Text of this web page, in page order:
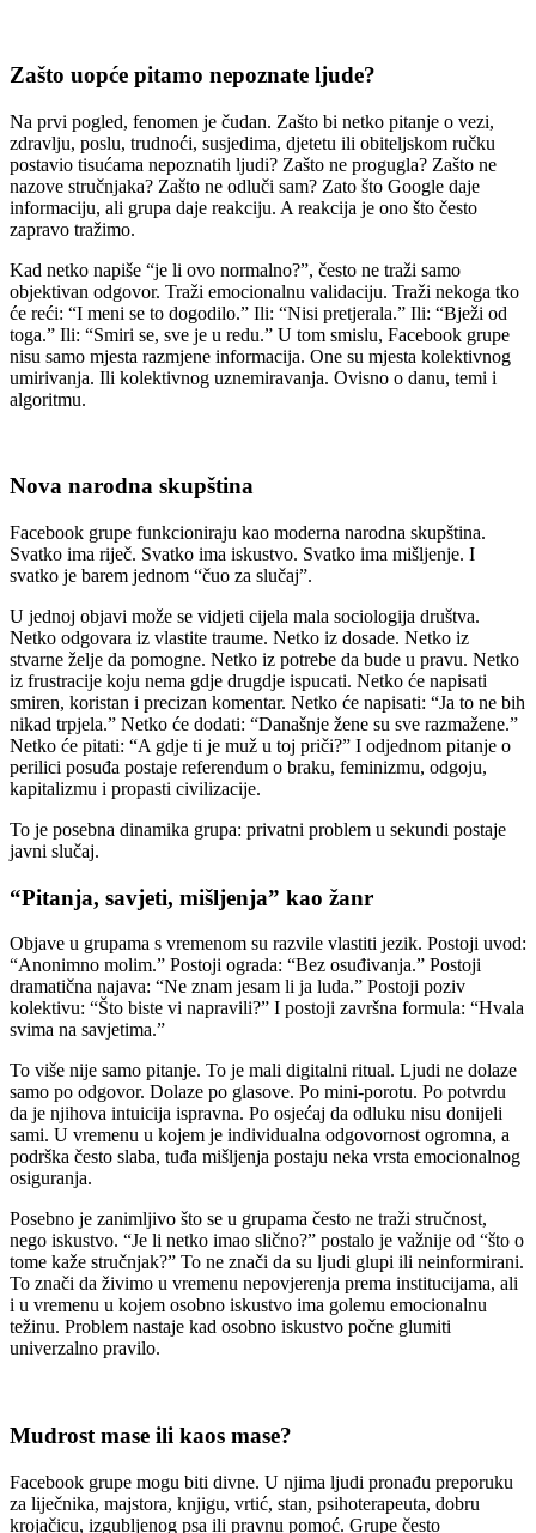
Zašto uopće pitamo nepoznate ljude?
Na prvi pogled, fenomen je čudan. Zašto bi netko pitanje o vezi,
zdravlju, poslu, trudnoći, susjedima, djetetu ili obiteljskom ručku
postavio tisućama nepoznatih ljudi? Zašto ne progugla? Zašto ne
nazove stručnjaka? Zašto ne odluči sam? Zato što Google daje
informaciju, ali grupa daje reakciju. A reakcija je ono što često
zapravo tražimo.
Kad netko napiše “je li ovo normalno?”, često ne traži samo
objektivan odgovor. Traži emocionalnu validaciju. Traži nekoga tko
će reći: “I meni se to dogodilo.” Ili: “Nisi pretjerala.” Ili: “Bježi od
toga.” Ili: “Smiri se, sve je u redu.” U tom smislu, Facebook grupe
nisu samo mjesta razmjene informacija. One su mjesta kolektivnog
umirivanja. Ili kolektivnog uznemiravanja. Ovisno o danu, temi i
algoritmu.
Nova narodna skupština
Facebook grupe funkcioniraju kao moderna narodna skupština.
Svatko ima riječ. Svatko ima iskustvo. Svatko ima mišljenje. I
svatko je barem jednom “čuo za slučaj”.
U jednoj objavi može se vidjeti cijela mala sociologija društva.
Netko odgovara iz vlastite traume. Netko iz dosade. Netko iz
stvarne želje da pomogne. Netko iz potrebe da bude u pravu. Netko
iz frustracije koju nema gdje drugdje ispucati. Netko će napisati
smiren, koristan i precizan komentar. Netko će napisati: “Ja to ne bih
nikad trpjela.” Netko će dodati: “Današnje žene su sve razmažene.”
Netko će pitati: “A gdje ti je muž u toj priči?” I odjednom pitanje o
perilici posuđa postaje referendum o braku, feminizmu, odgoju,
kapitalizmu i propasti civilizacije.
To je posebna dinamika grupa: privatni problem u sekundi postaje
javni slučaj.
“Pitanja, savjeti, mišljenja” kao žanr
Objave u grupama s vremenom su razvile vlastiti jezik. Postoji uvod:
“Anonimno molim.” Postoji ograda: “Bez osuđivanja.” Postoji
dramatična najava: “Ne znam jesam li ja luda.” Postoji poziv
kolektivu: “Što biste vi napravili?” I postoji završna formula: “Hvala
svima na savjetima.”
To više nije samo pitanje. To je mali digitalni ritual. Ljudi ne dolaze
samo po odgovor. Dolaze po glasove. Po mini-porotu. Po potvrdu
da je njihova intuicija ispravna. Po osjećaj da odluku nisu donijeli
sami. U vremenu u kojem je individualna odgovornost ogromna, a
podrška često slaba, tuđa mišljenja postaju neka vrsta emocionalnog
osiguranja.
Posebno je zanimljivo što se u grupama često ne traži stručnost,
nego iskustvo. “Je li netko imao slično?” postalo je važnije od “što o
tome kaže stručnjak?” To ne znači da su ljudi glupi ili neinformirani.
To znači da živimo u vremenu nepovjerenja prema institucijama, ali
i u vremenu u kojem osobno iskustvo ima golemu emocionalnu
težinu. Problem nastaje kad osobno iskustvo počne glumiti
univerzalno pravilo.
Mudrost mase ili kaos mase?
Facebook grupe mogu biti divne. U njima ljudi pronađu preporuku
za liječnika, majstora, knjigu, vrtić, stan, psihoterapeuta, dobru
krojačicu, izgubljenog psa ili pravnu pomoć. Grupe često